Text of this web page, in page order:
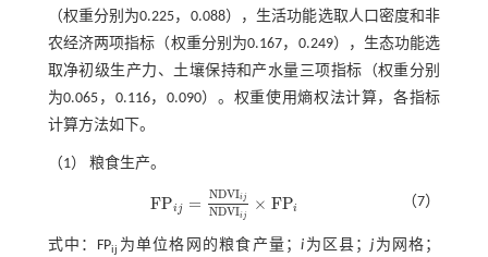
（权重分别为0.225，0.088），生活功能选取人口密度和非
农经济两项指标（权重分别为0.167，0.249），生态功能选
取净初级生产力、土壤保持和产水量三项指标（权重分别
为0.065，0.116，0.090）。权重使用熵权法计算，各指标
计算方法如下。
（1） 粮食生产。
FPi j = NDVIij
NDVIij
× FPi
FPij=N DV IijNDVI j× FPi （7）
式中：FPij 为单位格网的粮食产量；i 为区县；j 为网格；